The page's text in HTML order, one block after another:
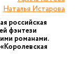
Наталья Истарова
российская
фэнтези
романами.